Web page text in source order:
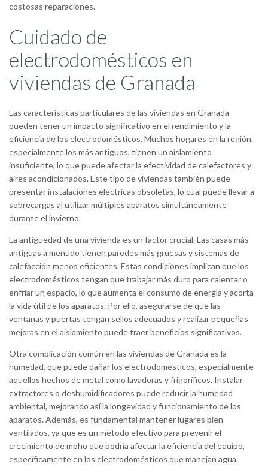
costosas reparaciones.
Cuidado de
electrodomésticos en
viviendas de Granada
Las características particulares de las viviendas en Granada
pueden tener un impacto significativo en el rendimiento y la
eficiencia de los electrodomésticos. Muchos hogares en la región,
especialmente los más antiguos, tienen un aislamiento
insuficiente, lo que puede afectar la efectividad de calefactores y
aires acondicionados. Este tipo de viviendas también puede
presentar instalaciones eléctricas obsoletas, lo cual puede llevar a
sobrecargas al utilizar múltiples aparatos simultáneamente
durante el invierno.
La antigüedad de una vivienda es un factor crucial. Las casas más
antiguas a menudo tienen paredes más gruesas y sistemas de
calefacción menos eficientes. Estas condiciones implican que los
electrodomésticos tengan que trabajar más duro para calentar o
enfriar un espacio, lo que aumenta el consumo de energía y acorta
la vida útil de los aparatos. Por ello, asegurarse de que las
ventanas y puertas tengan sellos adecuados y realizar pequeñas
mejoras en el aislamiento puede traer beneficios significativos.
Otra complicación común en las viviendas de Granada es la
humedad, que puede dañar los electrodomésticos, especialmente
aquellos hechos de metal como lavadoras y frigoríficos. Instalar
extractores o deshumidificadores puede reducir la humedad
ambiental, mejorando así la longevidad y funcionamiento de los
aparatos. Además, es fundamental mantener lugares bien
ventilados, ya que es un método efectivo para prevenir el
crecimiento de moho que podría afectar la eficiencia del equipo,
específicamente en los electrodomésticos que manejan agua.